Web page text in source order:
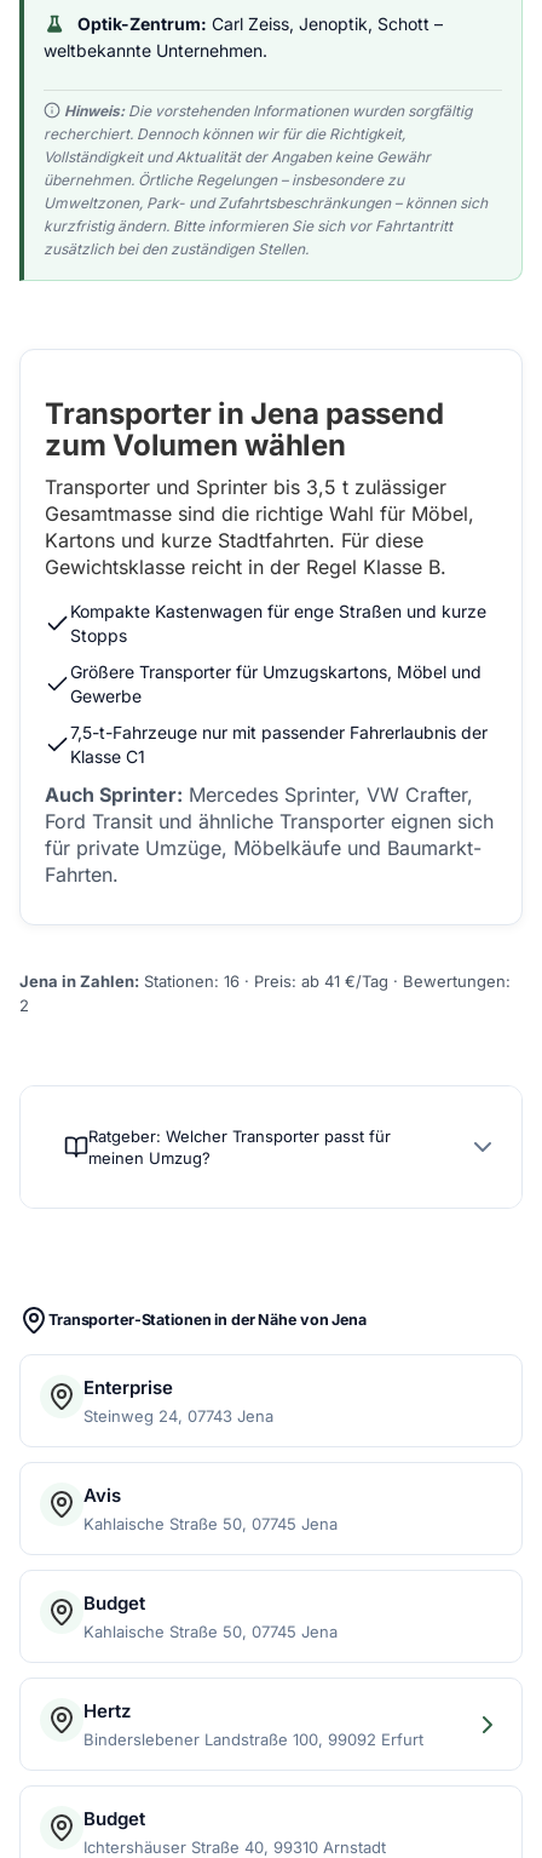
Optik-Zentrum: Carl Zeiss, Jenoptik, Schott –
weltbekannte Unternehmen.
Hinweis:Die vorstehenden Informationen wurden sorgfältig
recherchiert. Dennoch können wir für die Richtigkeit,
Vollständigkeit und Aktualität der Angaben keine Gewähr
übernehmen. Örtliche Regelungen – insbesondere zu
Umweltzonen, Park- und Zufahrtsbeschränkungen – können sich
kurzfristig ändern. Bitte informieren Sie sich vor Fahrtantritt
zusätzlich bei den zuständigen Stellen.
Transporter in Jena passend
zum Volumen wählen
Transporter und Sprinter bis 3,5 t zulässiger
Gesamtmasse sind die richtige Wahl für Möbel,
Kartons und kurze Stadtfahrten. Für diese
Gewichtsklasse reicht in der Regel Klasse B.
Kompakte Kastenwagen für enge Straßen und kurze
Stopps
Größere Transporter für Umzugskartons, Möbel und
Gewerbe
7,5-t-Fahrzeuge nur mit passender Fahrerlaubnis der
Klasse C1
Auch Sprinter: Mercedes Sprinter, VW Crafter,
Ford Transit und ähnliche Transporter eignen sich
für private Umzüge, Möbelkäufe und Baumarkt-
Fahrten.
Jena in Zahlen: Stationen: 16 · Preis: ab 41 €/Tag · Bewertungen:
2
Ratgeber: Welcher Transporter passt für
meinen Umzug?
Transporter-Stationen in der Nähe von Jena
Enterprise
Steinweg 24, 07743 Jena
Avis
Kahlaische Straße 50, 07745 Jena
Budget
Kahlaische Straße 50, 07745 Jena
Hertz
Binderslebener Landstraße 100, 99092 Erfurt
Budget
Ichtershäuser Straße 40, 99310 Arnstadt